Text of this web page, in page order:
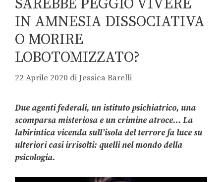
SAREBBE PEGGIO VIVERE
IN AMNESIA DISSOCIATIVA
O MORIRE
LOBOTOMIZZATO?
22 Aprile 2020 di Jessica Barelli
Due agenti federali, un istituto psichiatrico, una
scomparsa misteriosa e un crimine atroce… La
labirintica vicenda sull’isola del terrore fa luce su
ulteriori casi irrisolti: quelli nel mondo della
psicologia.